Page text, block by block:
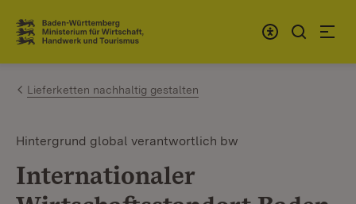
Zum Inhalt springen
Link zur Startseite
Lieferketten nachhaltig gestalten
Hintergrund global verantwortlich bw
Internationaler